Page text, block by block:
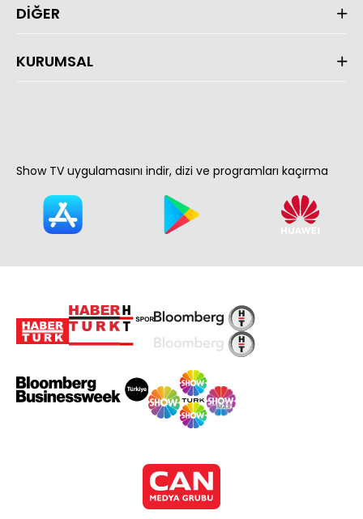
DİĞER
KURUMSAL
Show TV uygulamasını indir, dizi ve programları kaçırma